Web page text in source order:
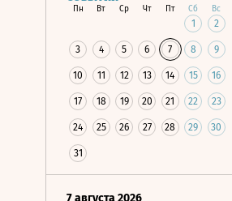
Пн Вт Ср Чт Пт Сб Вс
1 2
3 4 5 6 7 8 9
10 11 12 13 14 15 16
17 18 19 20 21 22 23
24 25 26 27 28 29 30
31
7 августа 2026